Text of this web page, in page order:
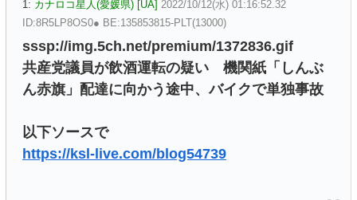
1: カナロコ星人(愛媛県) [UA] 2022/10/12(水) 01:16:52.32
ID:8R5LP8OS0● BE:135853815-PLT(13000)
sssp://img.5ch.net/premium/1372836.gif
共産党議員が飲酒運転の疑い 機関紙「しんぶ
ん赤旗」配達に向かう途中、バイクで単独事故
以下ソースで
https://ksl-live.com/blog54739